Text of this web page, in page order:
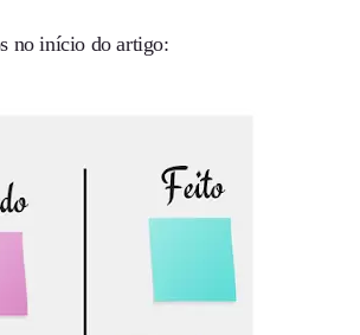
no início do artigo: